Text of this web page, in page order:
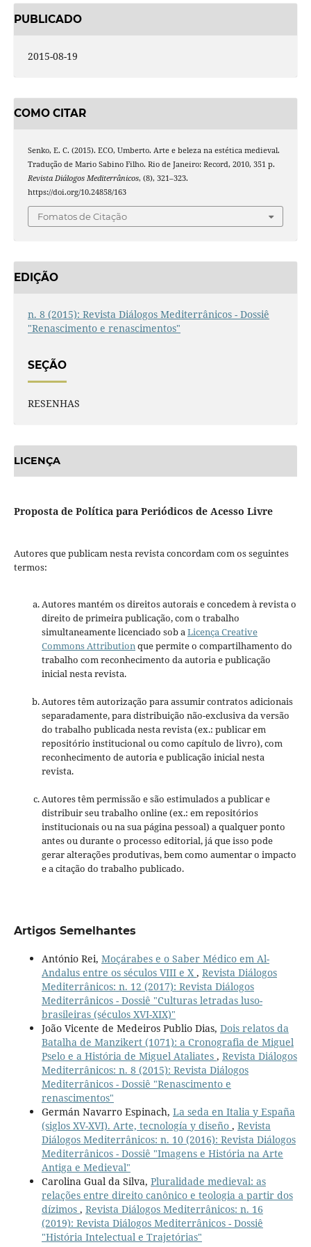
PUBLICADO
2015-08-19
COMO CITAR
Senko, E. C. (2015). ECO, Umberto. Arte e beleza na estética medieval.
Tradução de Mario Sabino Filho. Rio de Janeiro: Record, 2010, 351 p.
Revista Diálogos Mediterrânicos, (8), 321–323.
https://doi.org/10.24858/163
Fomatos de Citação
EDIÇÃO
n. 8 (2015): Revista Diálogos Mediterrânicos - Dossiê
"Renascimento e renascimentos"
SEÇÃO
RESENHAS
LICENÇA
Proposta de Política para Periódicos de Acesso Livre
Autores que publicam nesta revista concordam com os seguintes
termos:
Autores mantém os direitos autorais e concedem à revista o
direito de primeira publicação, com o trabalho
simultaneamente licenciado sob aLicença Creative
Commons Attributionque permite o compartilhamento do
trabalho com reconhecimento da autoria e publicação
inicial nesta revista.
Autores têm autorização para assumir contratos adicionais
separadamente, para distribuição não-exclusiva da versão
do trabalho publicada nesta revista (ex.: publicar em
repositório institucional ou como capítulo de livro), com
reconhecimento de autoria e publicação inicial nesta
revista.
Autores têm permissão e são estimulados a publicar e
distribuir seu trabalho online (ex.: em repositórios
institucionais ou na sua página pessoal) a qualquer ponto
antes ou durante o processo editorial, já que isso pode
gerar alterações produtivas, bem como aumentar o impacto
e a citação do trabalho publicado.
Artigos Semelhantes
António Rei, Moçárabes e o Saber Médico em Al-
Andalus entre os séculos VIII e X , Revista Diálogos
Mediterrânicos: n. 12 (2017): Revista Diálogos
Mediterrânicos - Dossiê "Culturas letradas luso-
brasileiras (séculos XVI-XIX)"
João Vicente de Medeiros Publio Dias, Dois relatos da
Batalha de Manzikert (1071): a Cronografia de Miguel
Pselo e a História de Miguel Ataliates , Revista Diálogos
Mediterrânicos: n. 8 (2015): Revista Diálogos
Mediterrânicos - Dossiê "Renascimento e
renascimentos"
Germán Navarro Espinach, La seda en Italia y España
(siglos XV-XVI). Arte, tecnología y diseño , Revista
Diálogos Mediterrânicos: n. 10 (2016): Revista Diálogos
Mediterrânicos - Dossiê "Imagens e História na Arte
Antiga e Medieval"
Carolina Gual da Silva, Pluralidade medieval: as
relações entre direito canônico e teologia a partir dos
dízimos , Revista Diálogos Mediterrânicos: n. 16
(2019): Revista Diálogos Mediterrânicos - Dossiê
"História Intelectual e Trajetórias"